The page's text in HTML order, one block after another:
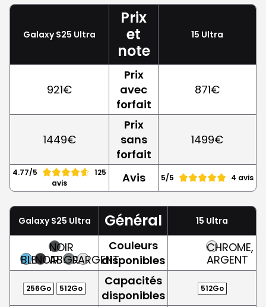
Galaxy S25 Ultra
Prix
et
note
15 Ultra
921€
Prix
avec
forfait
871€
1449€
Prix
sans
forfait
1499€
4.77/5
125
avis
Avis 5/5 4 avis
Galaxy S25 Ultra Général 15 Ultra
BLEUNOIR
NOIR
ABSOLU
GRISARGENT
Couleurs
disponibles
CHROME,
ARGENT
256Go 512Go
Capacités
disponibles
512Go